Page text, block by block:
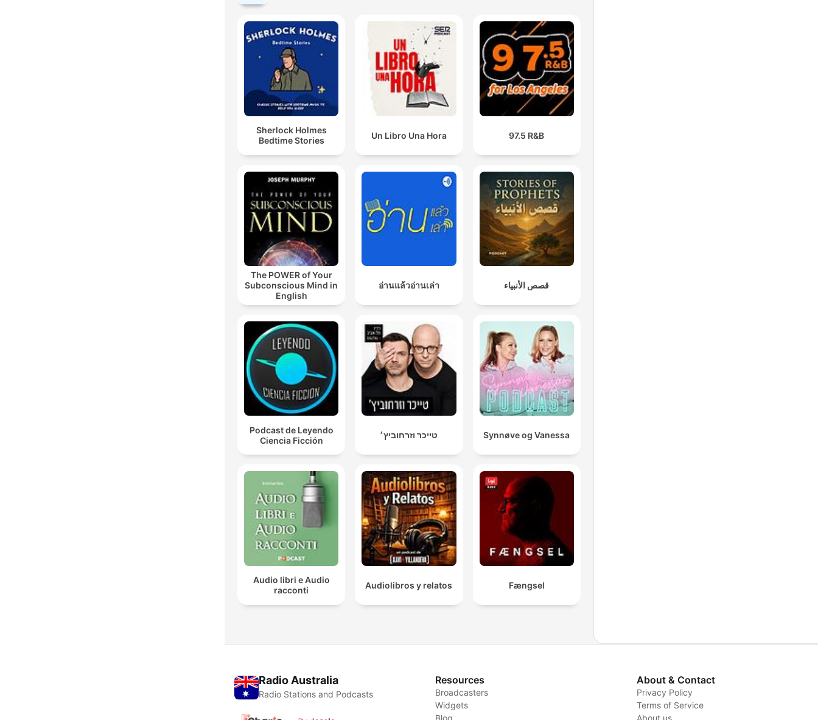
Sherlock Holmes
Bedtime Stories
Un Libro Una Hora 97.5 R&B
The POWER of Your
Subconscious Mind in
English
อ่านแล้วอ่านเล่า قصص الأنبياء
Podcast de Leyendo
Ciencia Ficción
טייכר וזרחוביץ׳ Synnøve og Vanessa
Audio libri e Audio
racconti
Audiolibros y relatos Fængsel
Radio Australia
Radio Stations and Podcasts
Resources
Broadcasters
Widgets
Blog
About & Contact
Privacy Policy
Terms of Service
About us